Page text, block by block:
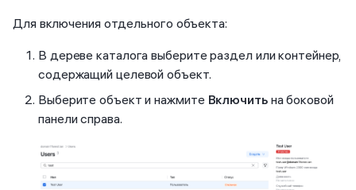
Для включения отдельного объекта:
В дереве каталога выберите раздел или контейнер,
содержащий целевой объект.
Выберите объект и нажмите Включитьна боковой
панели справа.